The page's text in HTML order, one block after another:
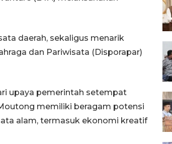
daerah, sekaligus menarik
dan Pariwisata (Disporapar)
upaya pemerintah setempat
memiliki beragam potensi
alam, termasuk ekonomi kreatif